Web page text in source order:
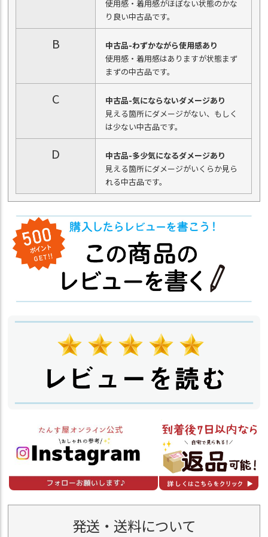
使用感・着用感がほぼない状態のかな
り良い中古品です。
B
中古品-わずかながら使用感あり
使用感・着用感はありますが状態まず
まずの中古品です。
C
中古品-気にならないダメージあり
見える箇所にダメージがない、もしく
は少ない中古品です。
D
中古品-多少気になるダメージあり
見える箇所にダメージがいくらか見ら
れる中古品です。
発送・送料について